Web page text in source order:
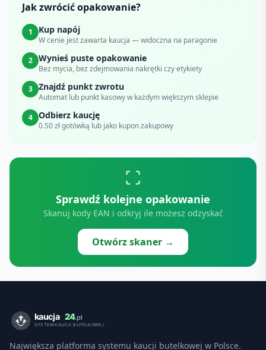
Jak zwrócić opakowanie?
1 Kup napój
W cenie jest zawarta kaucja — widoczna na paragonie
2
Wynieś puste opakowanie
Bez mycia, bez zdejmowania nakrętki czy etykiety
3
Znajdź punkt zwrotu
Automat lub punkt kasowy w każdym większym sklepie
4
Odbierz kaucję
0.50 zł gotówką lub jako kupon zakupowy
Sprawdź kolejne opakowanie
Skanuj kody EAN i odkryj ile możesz odzyskać
Otwórz skaner →
Największa platforma systemu kaucji butelkowej w Polsce.